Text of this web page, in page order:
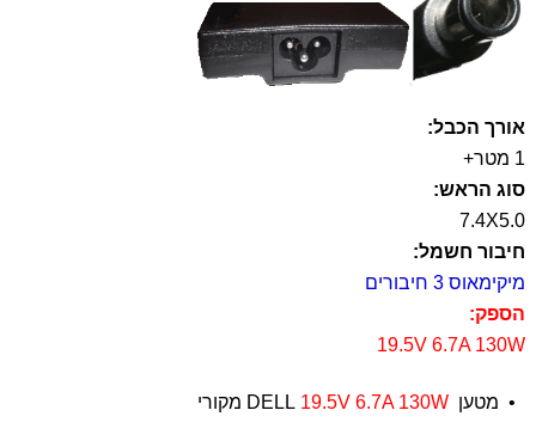
אורך הכבל:
1 מטר+
סוג הראש:
7.4X5.0
חיבור חשמל:
מיקימאוס 3 חיבורים
הספק:
19.5V 6.7A 130W
• מטען DELL 19.5V 6.7A 130W מקורי